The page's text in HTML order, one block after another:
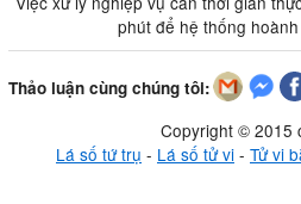
phút để hệ thống
Thảo luận cùng chúng tôi:
Copyright © 2015
Lá số tứ trụ - Lá số tử vi- Tử vi